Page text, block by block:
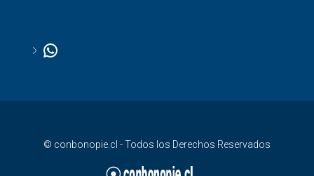
© conbonopie.cl - Todos los Derechos Reservados